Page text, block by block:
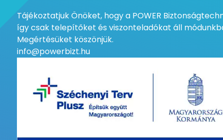
Trikdis IO8 - bővítőmodul
(E16/ G16 /G17F)(1)
USB memóriakulcs
központokhoz(1)
Tájékoztatjuk Önöket, hogy a POWER
így csak telepítőket és viszonteladókat áll
Megértésüket köszönjük.
info@powerbizt.hu